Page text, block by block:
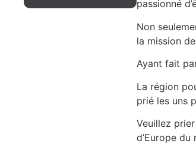
passionné
Non
la mission
Ayant fait
La région
prié les uns
Veuillez
d’Europe du